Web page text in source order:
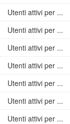
Utenti attivi per ...
Utenti attivi per ...
Utenti attivi per ...
Utenti attivi per ...
Utenti attivi per ...
Utenti attivi per ...
Utenti attivi per ...